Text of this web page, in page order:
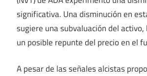
significativa. Una disminución en
sugiere una subvaluación del
un posible repunte del precio en el
A pesar de las señales alcistas